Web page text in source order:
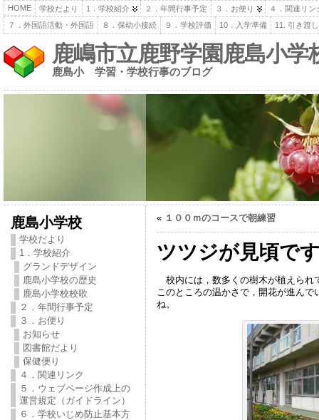
HOME 学校だより 1．学校紹介 ２．年間行事予定 ３．お便り
４．関連リン
７．外国語活動・外国語
８．保幼小接続 ９．学校評価 10．入学準備 11. 引き渡
鹿嶋市立鹿野学園鹿島小学
鹿島小 学習・学校行事のブログ
鹿島小学校
学校だより
1．学校紹介
グランドデザイン
鹿島小学校の歴史
鹿島小学校校歌
２．年間行事予定
３．お便り
お知らせ
図書館だより
保健便り
４．関連リンク
５．ウェブページ作成上の
運営規定（ガイドライン）
６．学校いじめ防止基本方
« １００ｍのコースで朝練習
ツツジが見頃で
校内には，数多くの樹木が植えられ
このところの温かさで，開花が進ん
ね。